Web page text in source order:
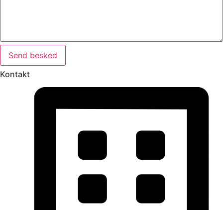
Send besked
Kontakt